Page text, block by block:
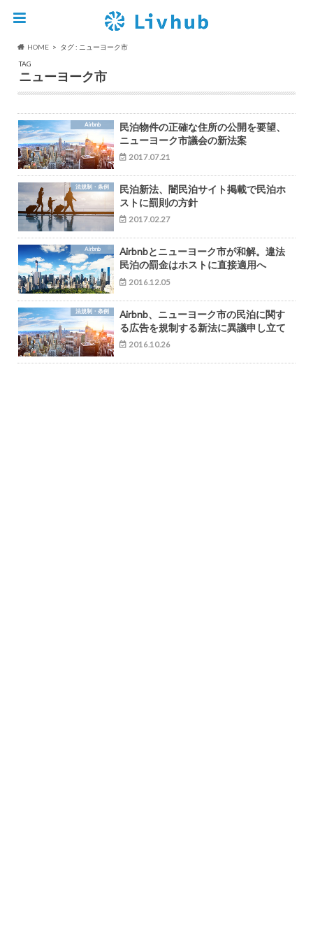
HOME
タグ : ニューヨーク市
TAG
ニューヨーク市
Airbnb
民泊物件の正確な住所の公開を要望、
ニューヨーク市議会の新法案
2017.07.21
法規制・条例
民泊新法、闇民泊サイト掲載で民泊ホ
ストに罰則の方針
2017.02.27
Airbnb
Airbnbとニューヨーク市が和解。違法
民泊の罰金はホストに直接適用へ
2016.12.05
法規制・条例
Airbnb、ニューヨーク市の民泊に関す
る広告を規制する新法に異議申し立て
2016.10.26